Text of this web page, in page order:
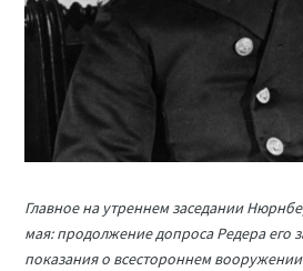
Главное на утреннем заседании
мая: продолжение допроса Редера
показания о всестороннем